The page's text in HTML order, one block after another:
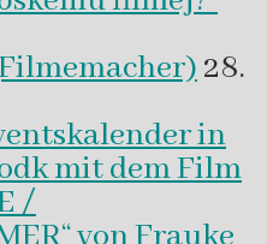
28.
in
mit dem Film
/